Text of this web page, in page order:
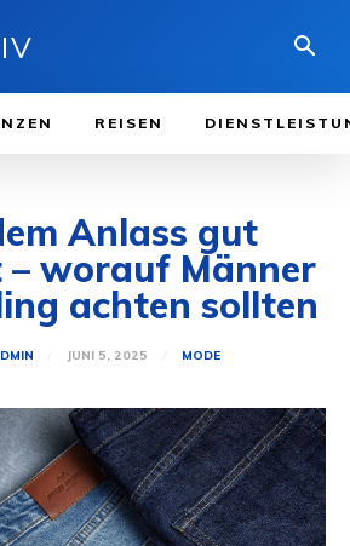
REISEN
Anlass gut
– worauf Männer
achten sollten
JUNI 5, 2025 MODE